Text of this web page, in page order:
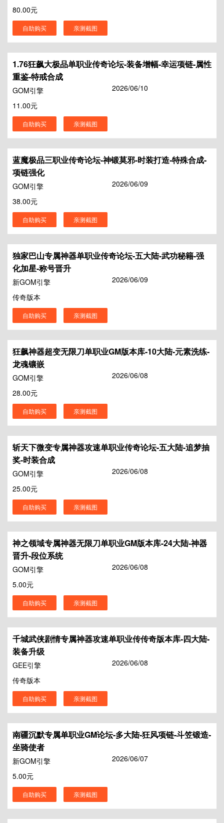
80.00元
自助购买 亲测截图
1.76狂飙大极品单职业传奇论坛-装备增幅-幸运项链-属性
重鉴-特戒合成
GOM引擎
2026/06/10
11.00元
自助购买 亲测截图
蓝魔极品三职业传奇论坛-神锻莫邪-时装打造-特殊合成-
项链强化
GOM引擎
2026/06/09
38.00元
自助购买 亲测截图
独家巴山专属神器单职业传奇论坛-五大陆-武功秘籍-强
化加星-称号晋升
新GOM引擎
2026/06/09
传奇版本
自助购买 亲测截图
狂飙神器超变无限刀单职业GM版本库-10大陆-元素洗练-
龙魂镶嵌
GOM引擎
2026/06/08
28.00元
自助购买 亲测截图
斩天下微变专属神器攻速单职业传奇论坛-五大陆-追梦抽
奖-时装合成
GOM引擎
2026/06/08
25.00元
自助购买 亲测截图
神之领域专属神器无限刀单职业GM版本库-24大陆-神器
晋升-段位系统
GOM引擎
2026/06/08
5.00元
自助购买 亲测截图
千城武侠剧情专属神器攻速单职业传传奇版本库-四大陆-
装备升级
GEE引擎
2026/06/08
传奇版本
自助购买 亲测截图
南疆沉默专属单职业GM论坛-多大陆-狂风项链-斗笠锻造-
坐骑使者
新GOM引擎
2026/06/07
5.00元
自助购买 亲测截图